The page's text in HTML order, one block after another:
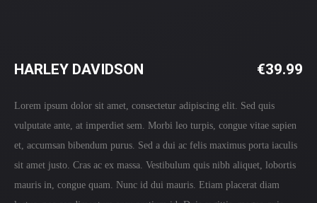
HARLEY DAVIDSON €39.99
Lorem ipsum dolor sit amet, consectetur adipiscing elit. Sed quis
vulputate ante, at imperdiet sem. Morbi leo turpis, congue vitae sapien
et, accumsan bibendum purus. Sed a dui ac felis maximus porta iaculis
sit amet justo. Cras ac ex massa. Vestibulum quis nibh aliquet, lobortis
mauris in, congue quam. Nunc id dui mauris. Etiam placerat diam